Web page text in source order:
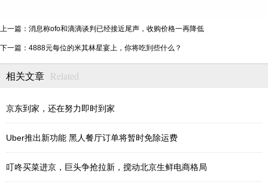
上一篇：消息称ofo和滴滴谈判已经接近尾声，收购价格一再降低
下一篇：4888元每位的米其林星宴上，你将吃到些什么？
相关文章 Related
京东到家，还在努力即时到家
Uber推出新功能 黑人餐厅订单将暂时免除运费
叮咚买菜进京，巨头争抢拉新，搅动北京生鲜电商格局